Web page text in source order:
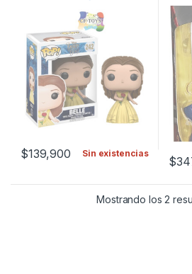
$139,900 Sin existencias
$
Mostrando los 2